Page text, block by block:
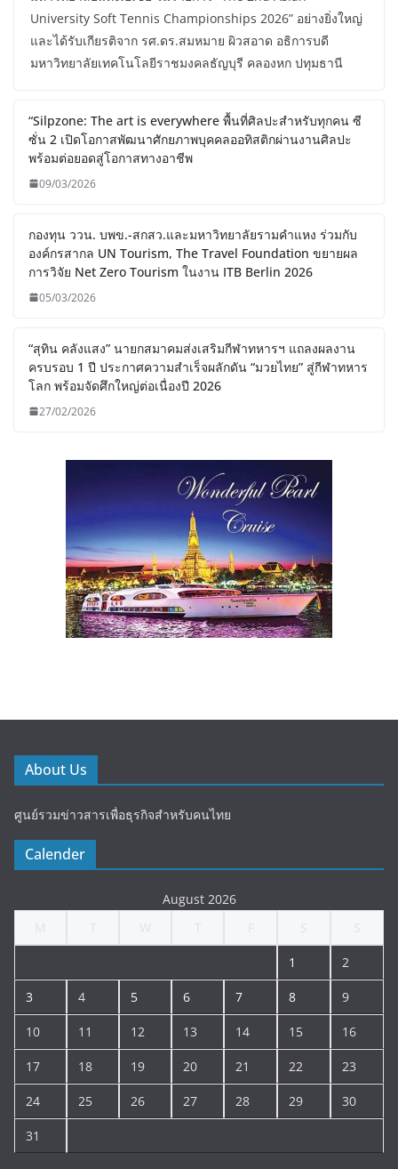
University Soft Tennis Championships 2026” อย่างยิ่งใหญ่
และได้รับเกียรติจาก รศ.ดร.สมหมาย ผิวสอาด อธิการบดี
มหาวิทยาลัยเทคโนโลยีราชมงคลธัญบุรี คลองหก ปทุมธานี
“Silpzone: The art is everywhere พื้นที่ศิลปะสำหรับทุกคน ซี
ซั่น 2 เปิดโอกาสพัฒนาศักยภาพบุคคลออทิสติกผ่านงานศิลปะ
พร้อมต่อยอดสู่โอกาสทางอาชีพ
09/03/2026
กองทุน ววน. บพข.-สกสว.และมหาวิทยาลัยรามคำแหง ร่วมกับ
องค์กรสากล UN Tourism, The Travel Foundation ขยายผล
การวิจัย Net Zero Tourism ในงาน ITB Berlin 2026
05/03/2026
“สุทิน คลังแสง” นายกสมาคมส่งเสริมกีฬาทหารฯ แถลงผลงาน
ครบรอบ 1 ปี ประกาศความสำเร็จผลักดัน “มวยไทย” สู่กีฬาทหาร
โลก พร้อมจัดศึกใหญ่ต่อเนื่องปี 2026
27/02/2026
About Us
ศูนย์รวมข่าวสารเพื่อธุรกิจสำหรับคนไทย
Calender
August 2026
1 2
3 4 5 6 7 8 9
10 11 12 13 14 15 16
17 18 19 20 21 22 23
24 25 26 27 28 29 30
31